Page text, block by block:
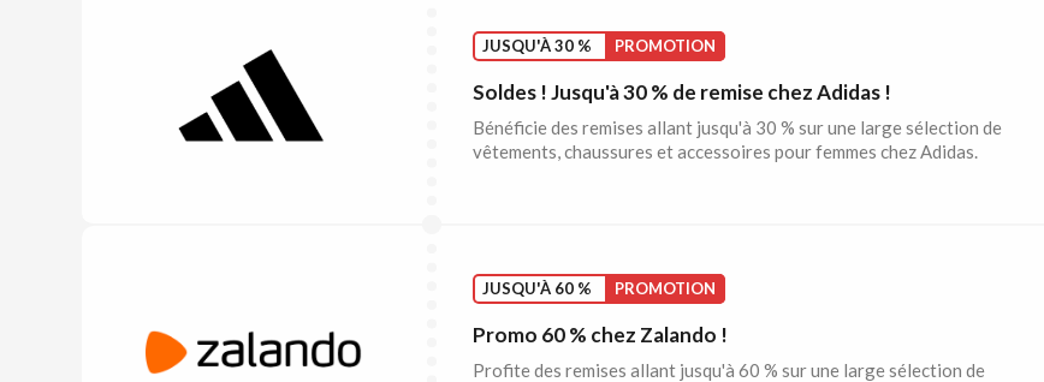
JUSQU'À 30 % PROMOTION
Soldes ! Jusqu'à 30 % de remise chez Adidas !
Bénéficie des remises allant jusqu'à 30 % sur une large sélection de
vêtements, chaussures et accessoires pour femmes chez Adidas.
JUSQU'À 60 % PROMOTION
Promo 60 % chez Zalando !
Profite des remises allant jusqu'à 60 % sur une large sélection de